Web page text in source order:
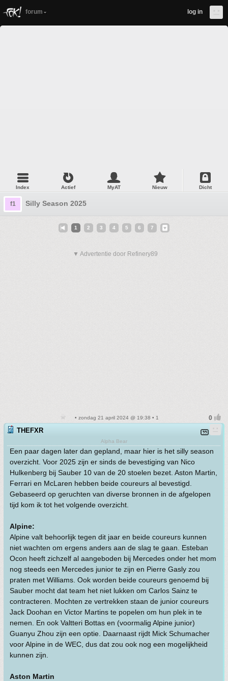
forum log in
Index Actief MyAT Nieuw Dicht
f1 Silly Season 2025
1 2 3 4 5 6 7
▼ Advertentie door Refinery89
• zondag 21 april 2024 @ 19:38 • 1
THEFXR
Alpha Bear
Een paar dagen later dan gepland, maar hier is het silly season
overzicht. Voor 2025 zijn er sinds de bevestiging van Nico
Hulkenberg bij Sauber 10 van de 20 stoelen bezet. Aston Martin,
Ferrari en McLaren hebben beide coureurs al bevestigd.
Gebaseerd op geruchten van diverse bronnen in de afgelopen
tijd kom ik tot het volgende overzicht.
Alpine:
Alpine valt behoorlijk tegen dit jaar en beide coureurs kunnen
niet wachten om ergens anders aan de slag te gaan. Esteban
Ocon heeft zichzelf al aangeboden bij Mercedes onder het mom
nog steeds een Mercedes junior te zijn en Pierre Gasly zou
praten met Williams. Ook worden beide coureurs genoemd bij
Sauber mocht dat team het niet lukken om Carlos Sainz te
contracteren. Mochten ze vertrekken staan de junior coureurs
Jack Doohan en Victor Martins te popelen om hun plek in te
nemen. En ook Valtteri Bottas en (voormalig Alpine junior)
Guanyu Zhou zijn een optie. Daarnaast rijdt Mick Schumacher
voor Alpine in de WEC, dus dat zou ook nog een mogelijkheid
kunnen zijn.
Aston Martin